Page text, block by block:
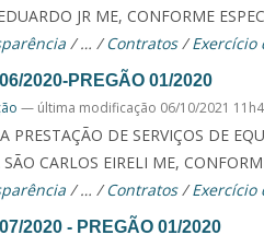
JR ME, CONFORME
/… /Contratos /Exercício
2020-PREGÃO 01/2020
— última modificação 06/10/2021
PRESTAÇÃO DE SERVIÇOS DE
CARLOS EIRELI ME,
/… /Contratos /Exercício
2020 - PREGÃO 01/2020